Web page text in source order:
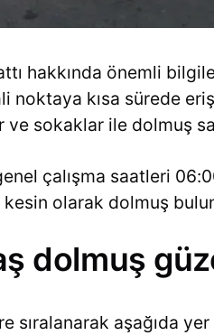
hakkında önemli
noktaya kısa sürede
sokaklar ile dolmuş
çalışma saatleri
olarak dolmuş
dolmuş
sıralanarak aşağıda